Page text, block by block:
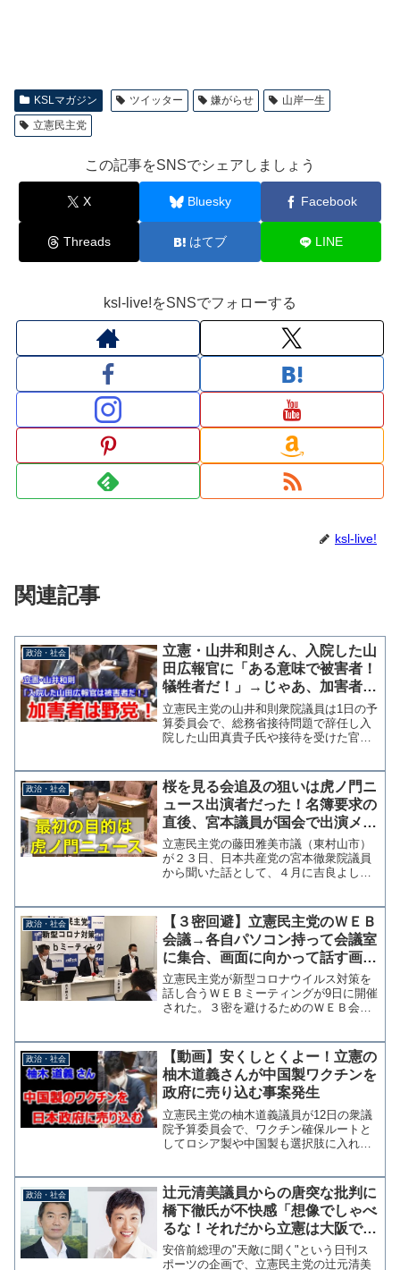
KSLマガジン ツイッター 嫌がらせ
山岸一生
立憲民主党
この記事をSNSでシェアしましょう
X Bluesky Facebook
Threads はてブ LINE
ksl-live!をSNSでフォローする
ksl-live!
関連記事
政治・社会
立憲・山井和則さん、入院した山
田広報官に「ある意味で被害者！
犠牲者だ！」→じゃあ、加害者は
野党ですね
立憲民主党の山井和則衆院議員は1日の予
算委員会で、総務省接待問題で辞任し入
院した山田真貴子氏や接待を受けた官僚
追及した。 自分たちが加害者である自
覚はあるのだろうか？官...
政治・社会
桜を見る会追及の狙いは虎ノ門ニ
ュース出演者だった！名簿要求の
直後、宮本議員が国会で出演メン
バーの参加に言及
立憲民主党の藤田雅美市議（東村山市）
が２３日、日本共産党の宮本徹衆院議員
から聞いた話として、４月に吉良よし子
で名簿を請求したところシュレッダー処
理されたと投稿している。...
政治・社会
【３密回避】立憲民主党のＷＥＢ
会議→各自パソコン持って会議室
に集合、画面に向かって話す画期
的なシステムだった
立憲民主党が新型コロナウイルス対策を
話し合うＷＥＢミーティングが9日に開催
された。３密を避けるためのＷＥＢ会議
意味不明なものであることが判明した。
党の新型コロナ対策We...
政治・社会
【動画】安くしとくよー！立憲の
柚木道義さんが中国製ワクチンを
政府に売り込む事案発生
立憲民主党の柚木道義議員が12日の衆議
院予算委員会で、ワクチン確保ルートと
してロシア製や中国製も選択肢に入れる
いいというものではない。中国に頼めば
粗悪品を掴まされる危険...
政治・社会
辻元清美議員からの唐突な批判に
橋下徹氏が不快感「想像でしゃべ
るな！それだから立憲は大阪で議
席を増やせない」
安倍前総理の"天敵に聞く"という日刊ス
ポーツの企画で、立憲民主党の辻元清美